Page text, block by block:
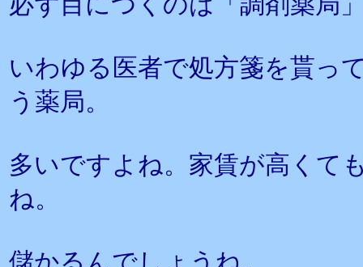
いわゆる医者で処方箋を貰っ
う薬局。
多いですよね。家賃が高くて
ね。